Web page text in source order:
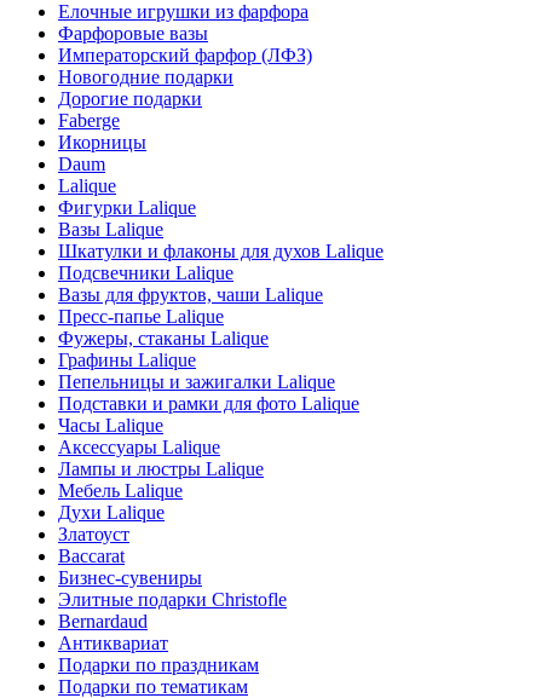
Елочные игрушки из фарфора
Фарфоровые вазы
Императорский фарфор (ЛФЗ)
Новогодние подарки
Дорогие подарки
Faberge
Икорницы
Daum
Lalique
Фигурки Lalique
Вазы Lalique
Шкатулки и флаконы для духов Lalique
Подсвечники Lalique
Вазы для фруктов, чаши Lalique
Пресс-папье Lalique
Фужеры, стаканы Lalique
Графины Lalique
Пепельницы и зажигалки Lalique
Подставки и рамки для фото Lalique
Часы Lalique
Аксессуары Lalique
Лампы и люстры Lalique
Мебель Lalique
Духи Lalique
Златоуст
Baccarat
Бизнес-сувениры
Элитные подарки Christofle
Bernardaud
Антиквариат
Подарки по праздникам
Подарки по тематикам